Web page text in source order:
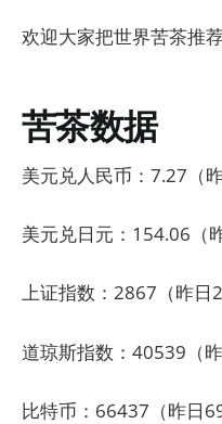
欢迎大家把世界苦茶推
苦茶数据
美元兑人民币：7.27（
美元兑日元：154.06（
上证指数：2867（昨日
道琼斯指数：40539（
比特币：66437（昨日